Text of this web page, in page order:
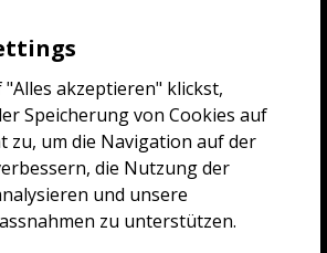
klammern, mal gucken
[Sexual Content]
"Alles akzeptieren" klickst,
Speicherung von Cookies auf
zu, um die Navigation auf der
die Nutzung der
und unsere
zu unterstützen.